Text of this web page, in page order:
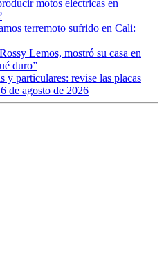
motos eléctricas en
terremoto sufrido en Cali:
Lemos, mostró su casa en
duro”
y particulares: revise las placas
de agosto de 2026